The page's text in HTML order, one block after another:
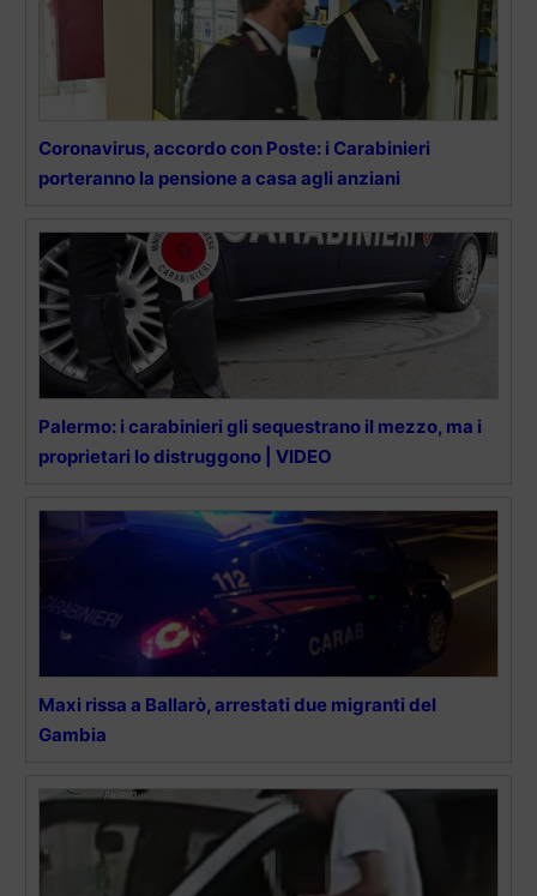
Coronavirus, accordo con Poste: i Carabinieri
porteranno la pensione a casa agli anziani
Palermo: i carabinieri gli sequestrano il mezzo, ma i
proprietari lo distruggono | VIDEO
Maxi rissa a Ballarò, arrestati due migranti del
Gambia